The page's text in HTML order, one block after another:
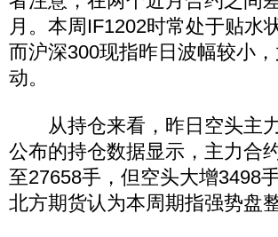
月。本周IF1202时常处于贴水
而沪深300现指昨日波幅较小
动。
从持仓来看，昨日空头主力
公布的持仓数据显示，主力合
至27658手，但空头大增3498
北方期货认为本周期指强势盘